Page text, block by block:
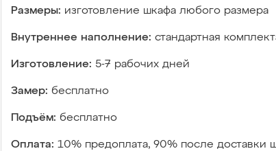
Размеры: изготовление шкафа любого размера
Внутреннее наполнение: стандартная
Изготовление: 5-7 рабочих дней
Замер: бесплатно
Подъём: бесплатно
Оплата: 10% предоплата, 90% после доставки